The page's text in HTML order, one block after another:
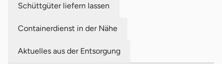
Schüttgüter liefern lassen
Containerdienst in der Nähe
Aktuelles aus der Entsorgung